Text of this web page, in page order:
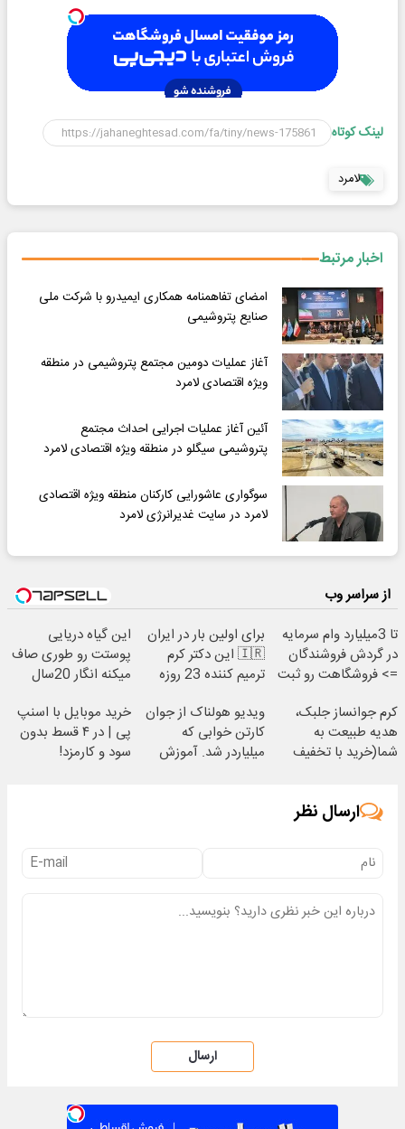
لینک کوتاه
لامرد
اخبار مرتبط
امضای تفاهمنامه همکاری ایمیدرو با شرکت ملی
صنایع پتروشیمی
آغاز عملیات دومین مجتمع پتروشیمی در منطقه
ویژه اقتصادی لامرد
آئین آغاز عملیات اجرایی احداث مجتمع
پتروشیمی سیگلو در منطقه ویژه اقتصادی لامرد
سوگواری عاشورایی کارکنان منطقه ویژه اقتصادی
لامرد در سایت غدیرانرژی لامرد
از سراسر وب
تا 3میلیارد وام سرمایه
در گردش فروشندگان
=> فروشگاهت رو ثبت
برای اولین بار در ایران
🇮🇷 این دکتر کرم
ترمیم کننده 23 روزه
این گیاه دریایی
پوستت رو طوری صاف
میکنه انگار 20سال
کرم جوانساز جلبک،
هدیه طبیعت به
شما(خرید با تخفیف
ویدیو هولناک از جوان
کارتن خوابی که
میلیاردر شد. آموزش
خرید موبایل با اسنپ
پی | در ۴ قسط بدون
سود و کارمزد!
ارسال نظر
ارسال